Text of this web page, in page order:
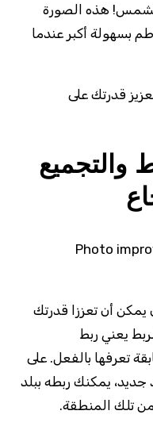
هذه الصورة
بسهولة أكبر عندما
قدرتك على
والتجميع
يمكن أن تعززا قدرتك
يعني ربط
تعرفها بالفعل. على
جديد، يمكنك ربطه ببلد
تلك المنطقة.